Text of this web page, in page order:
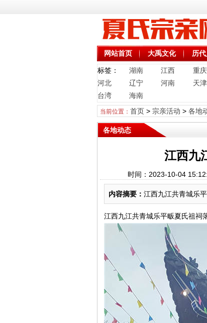
网站首页 大禹文化 历
标签： 湖南 江西 重庆
河北
辽宁 河南 天津
台湾
海南
当前位置： 首页> 宗亲活动 > 各地
各地动态
江西九
时间：2023-10-04
内容摘要： 江西九江共青城乐
江西九江共青城乐平畈夏氏祖祠